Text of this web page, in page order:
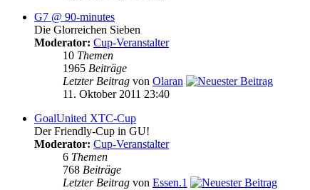
G7 @ 90-minutes
Die Glorreichen Sieben
Moderator: Cup-Veranstalter
10 Themen
1965 Beiträge
Letzter Beitrag von Olaran
11. Oktober 2011 23:40
GoalUnited XTC-Cup
Der Friendly-Cup in GU!
Moderator: Cup-Veranstalter
6 Themen
768 Beiträge
Letzter Beitrag von Essen.1